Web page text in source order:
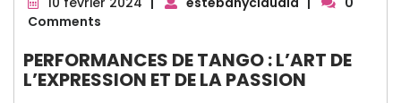
Comments
PERFORMANCES DE TANGO : L’ART DE
L’EXPRESSION ET DE LA PASSION